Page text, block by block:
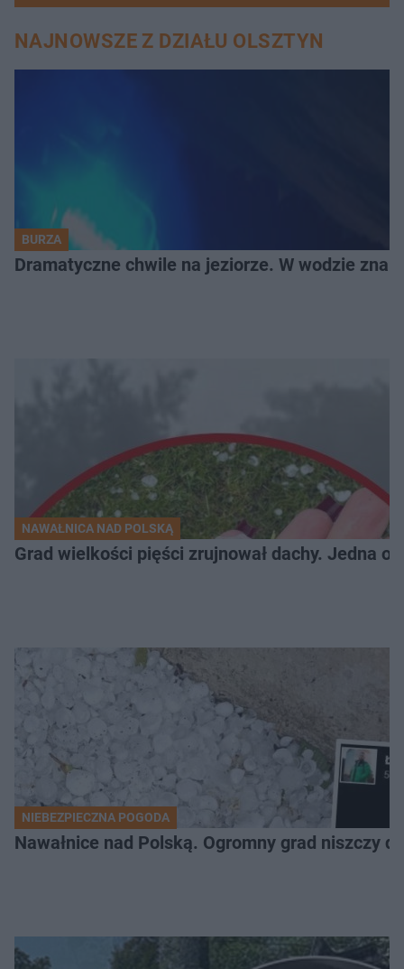
NAJNOWSZE Z DZIAŁU OLSZTYN
BURZA
Dramatyczne chwile na jeziorze. W wodzie
NAWAŁNICA NAD POLSKĄ
Grad wielkości pięści zrujnował dachy. Jedna
NIEBEZPIECZNA POGODA
Nawałnice nad Polską. Ogromny grad niszczy